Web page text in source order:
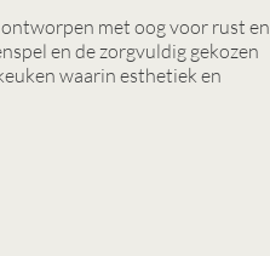
met oog voor rust en
en de zorgvuldig gekozen
waarin esthetiek en